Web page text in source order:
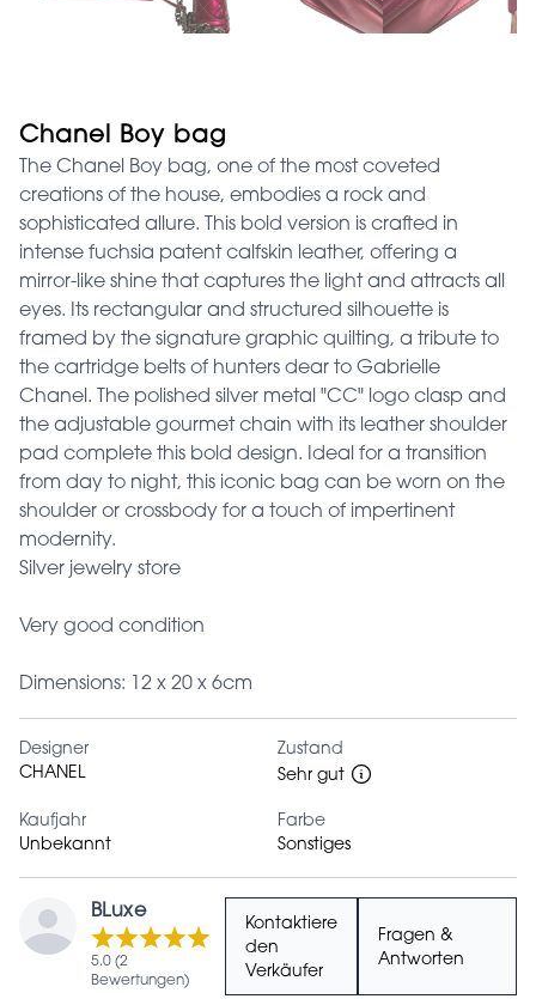
Chanel Boy bag
The Chanel Boy bag, one of the most coveted
creations of the house, embodies a rock and
sophisticated allure. This bold version is crafted in
intense fuchsia patent calfskin leather, offering a
mirror-like shine that captures the light and attracts all
eyes. Its rectangular and structured silhouette is
framed by the signature graphic quilting, a tribute to
the cartridge belts of hunters dear to Gabrielle
Chanel. The polished silver metal "CC" logo clasp and
the adjustable gourmet chain with its leather shoulder
pad complete this bold design. Ideal for a transition
from day to night, this iconic bag can be worn on the
shoulder or crossbody for a touch of impertinent
modernity.
Silver jewelry store
Very good condition
Dimensions: 12 x 20 x 6cm
Designer
CHANEL
Zustand
Sehr gut
Kaufjahr
Unbekannt
Farbe
Sonstiges
BLuxe
5.0 (2
Bewertungen)
Kontaktiere
den
Verkäufer
Fragen &
Antworten